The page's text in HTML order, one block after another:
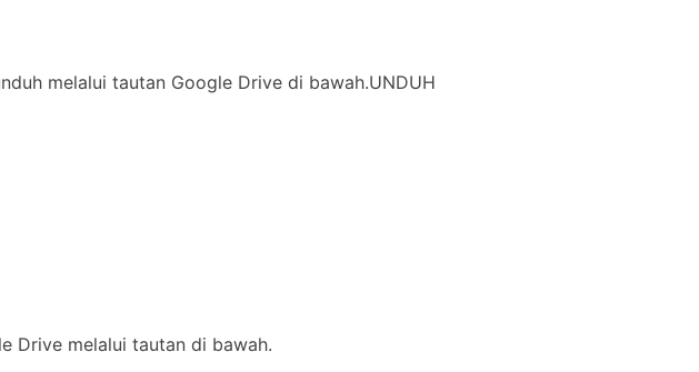
melalui tautan Google Drive di bawah.UNDUH
Drive melalui tautan di bawah.